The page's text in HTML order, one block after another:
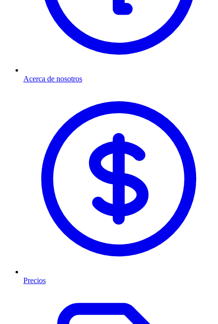
Acerca de nosotros
Precios